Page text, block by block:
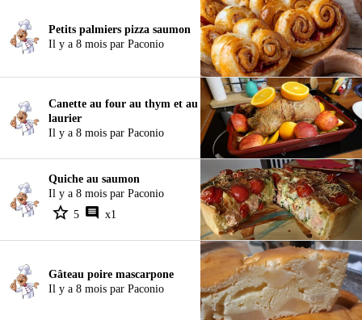
Petits palmiers pizza saumon
Il y a 8 mois par Paconio
Canette au four au thym et au
laurier
Il y a 8 mois par Paconio
Quiche au saumon
Il y a 8 mois par Paconio
5
x1
Gâteau poire mascarpone
Il y a 8 mois par Paconio